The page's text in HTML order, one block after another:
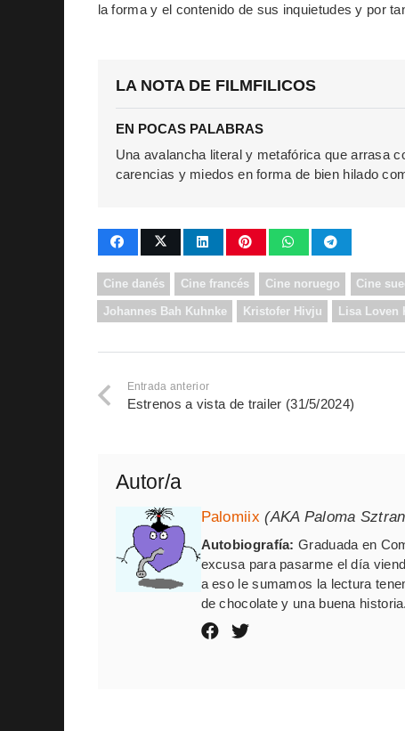
la forma y el contenido de sus inquietudes y por
LA NOTA DE FILMFILICOS
EN POCAS PALABRAS
Una avalancha literal y metafórica que arrasa
carencias y miedos en forma de bien hilado
Cine danés Cine francés Cine noruego Cine
Johannes Bah Kuhnke Kristofer Hivju Lisa Loven
Entrada anterior
Estrenos a vista de trailer (31/5/2024)
Autor/a
Palomiix (AKA Paloma
Autobiografía: Graduada en
excusa para pasarme el día
a eso le sumamos la lectura
de chocolate y una buena